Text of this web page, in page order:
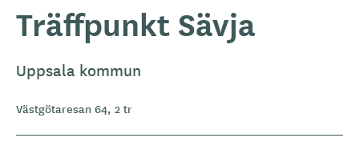
Träffpunkt Sävja
Uppsala kommun
Västgötaresan 64, 2 tr